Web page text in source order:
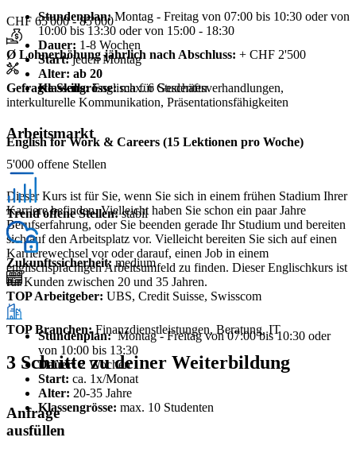
Stundenplan:Montag - Freitag von 07:00 bis 10:30 oder von
10:00 bis 13:30 oder von 15:00 - 18:30
Dauer: 1-8 Wochen
Start:jeden Montag
Alter: ab 20
Klassengrösse:max. 6 Studenten
English for Work & Careers (15 Lektionen pro Woche)
Dieser Kurs ist für Sie, wenn Sie sich in einem frühen Stadium Ihrer
Karriere befinden. Vielleicht haben Sie schon ein paar Jahre
Berufserfahrung, oder Sie beenden gerade Ihr Studium und bereiten
sich auf den Arbeitsplatz vor. Vielleicht bereiten Sie sich auf einen
Karrierewechsel vor oder darauf, einen Job in einem
englischsprachigen Arbeitsumfeld zu finden. Dieser Englischkurs ist
für Kunden zwischen 20 und 35 Jahren.
Stundenplan:Montag - Freitag von 07:00 bis 10:30 oder
von 10:00 bis 13:30
Dauer:2 Wochen
Start: ca. 1x/Monat
Alter: 20-35 Jahre
Klassengrösse: max. 10 Studenten
CHF 65'000 - 85'000
Ø Lohnerhöhung jährlich nach Abschluss: + CHF 2'500
Gefragte Skills: Englisch für Geschäftsverhandlungen,
interkulturelle Kommunikation, Präsentationsfähigkeiten
Arbeitsmarkt
5'000 offene Stellen
Trend offene Stellen: stabil
Zukunftssicherheit: medium
TOP Arbeitgeber: UBS, Credit Suisse, Swisscom
TOP Branchen: Finanzdienstleistungen, Beratung, IT
3 Schritte zu deiner Weiterbildung
Anfrage
ausfüllen